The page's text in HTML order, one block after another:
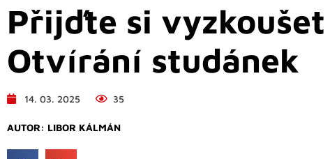
Přijďte si
Otvírání studánek
14. 03. 2025 35
AUTOR: LIBOR KÁLMÁN